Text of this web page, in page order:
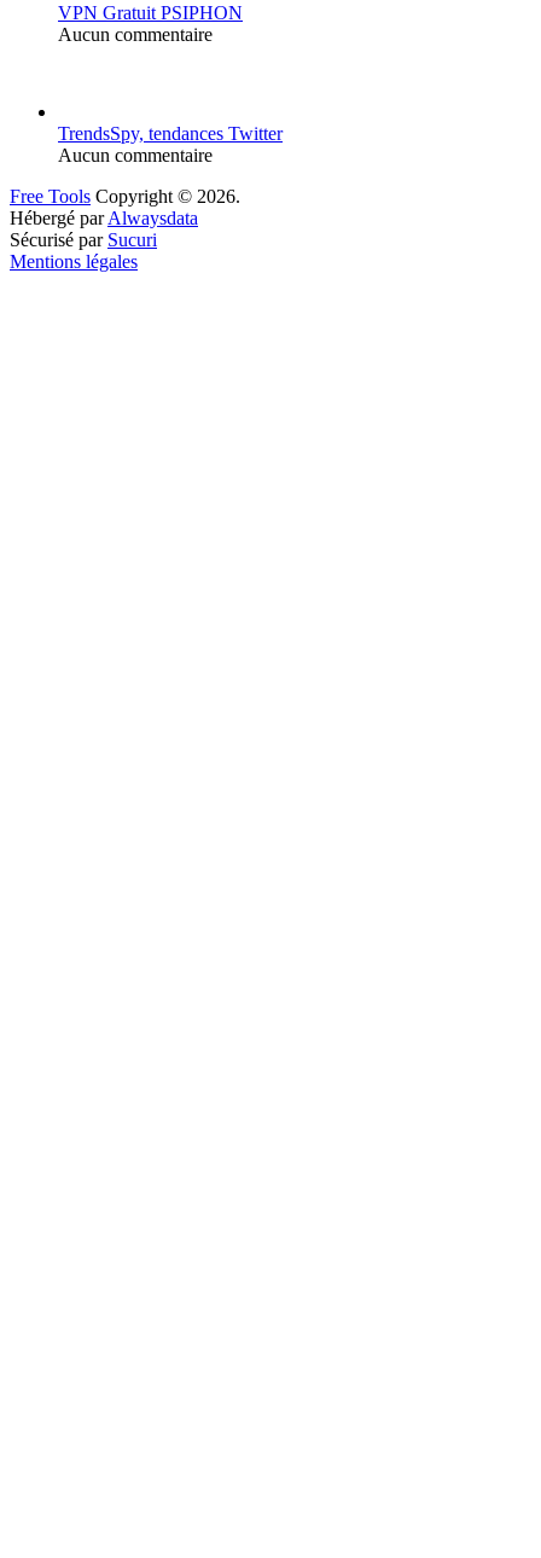
VPN Gratuit PSIPHON
Aucun commentaire
TrendsSpy, tendances Twitter
Aucun commentaire
Free Tools Copyright © 2026.
Hébergé parAlwaysdata
Sécurisé par Sucuri
Mentions légales